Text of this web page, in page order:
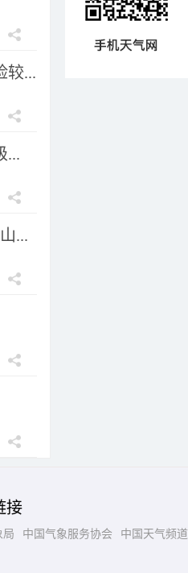
较...
...
...
接
局 中国气象服务协会 中国天气频道